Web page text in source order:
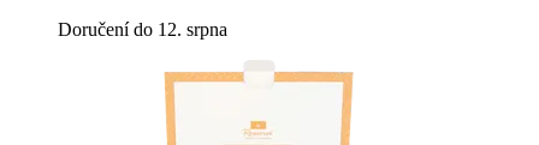
Doručení do 12. srpna